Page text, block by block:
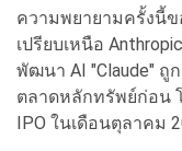
ความพยายามครั้งนี้ข
เปรียบเหนือ
พัฒนา AI "Claude" ถู
ตลาดหลักทรัพย์ก่อน
IPO ในเดือนตุลาคม